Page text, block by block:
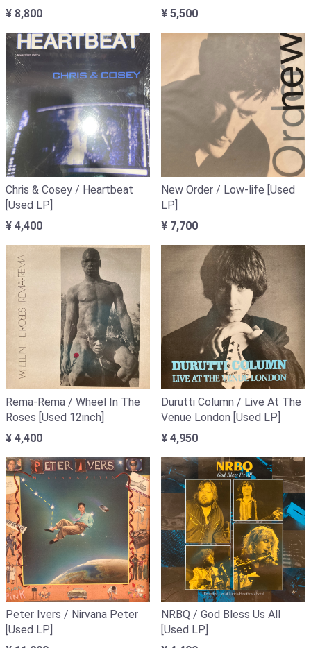
¥ 8,800
¥ 5,500
Chris & Cosey / Heartbeat
[Used LP]
¥ 4,400
New Order / Low-life [Used
LP]
¥ 7,700
Rema-Rema / Wheel In The
Roses [Used 12inch]
¥ 4,400
Durutti Column / Live At The
Venue London [Used LP]
¥ 4,950
Peter Ivers / Nirvana Peter
[Used LP]
NRBQ / God Bless Us All
[Used LP]